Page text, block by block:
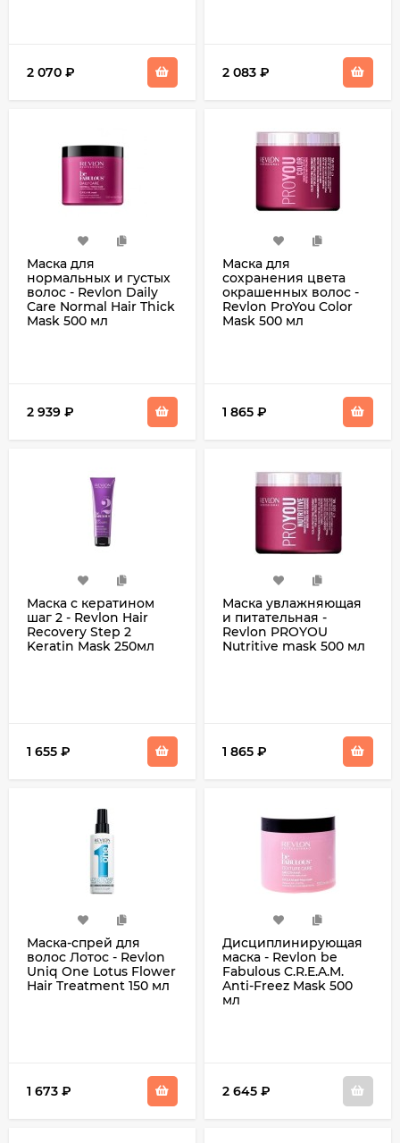
2 070 ₽ 2 083 ₽
Маска для
нормальных и густых
волос - Revlon Daily
Care Normal Hair Thick
Mask 500 мл
2 939 ₽
Маска для
сохранения цвета
окрашенных волос -
Revlon ProYou Color
Mask 500 мл
1 865 ₽
Маска с кератином
шаг 2 - Revlon Hair
Recovery Step 2
Keratin Mask 250мл
1 655 ₽
Маска увлажняющая
и питательная -
Revlon PROYOU
Nutritive mask 500 мл
1 865 ₽
Маска-спрей для
волос Лотос - Revlon
Uniq One Lotus Flower
Hair Treatment 150 мл
1 673 ₽
Дисциплинирующая
маска - Revlon be
Fabulous C.R.E.A.M.
Anti-Freez Mask 500
мл
2 645 ₽